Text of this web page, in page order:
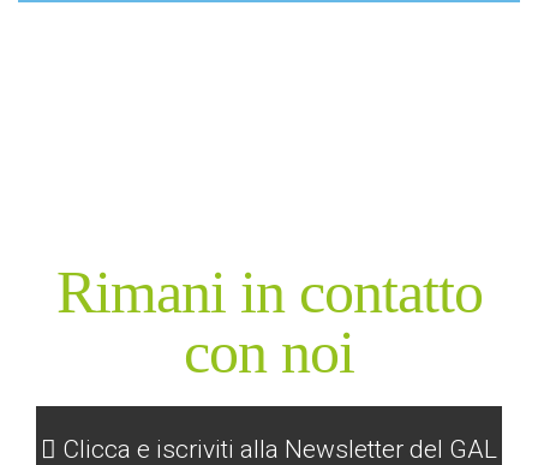
Rimani in contatto
con noi
Clicca e iscriviti alla Newsletter del GAL